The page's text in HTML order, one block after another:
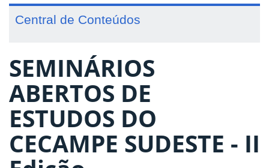
Central de Conteúdos
SEMINÁRIOS
ABERTOS DE
ESTUDOS DO
CECAMPE SUDESTE - II